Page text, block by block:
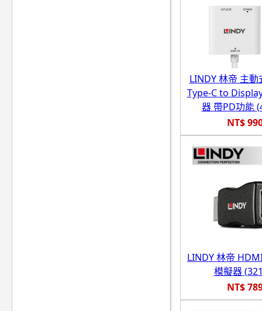
LINDY 林帝 主動
Type-C to
器 帶PD功能
NT$
LINDY 林帝
模擬器
NT$